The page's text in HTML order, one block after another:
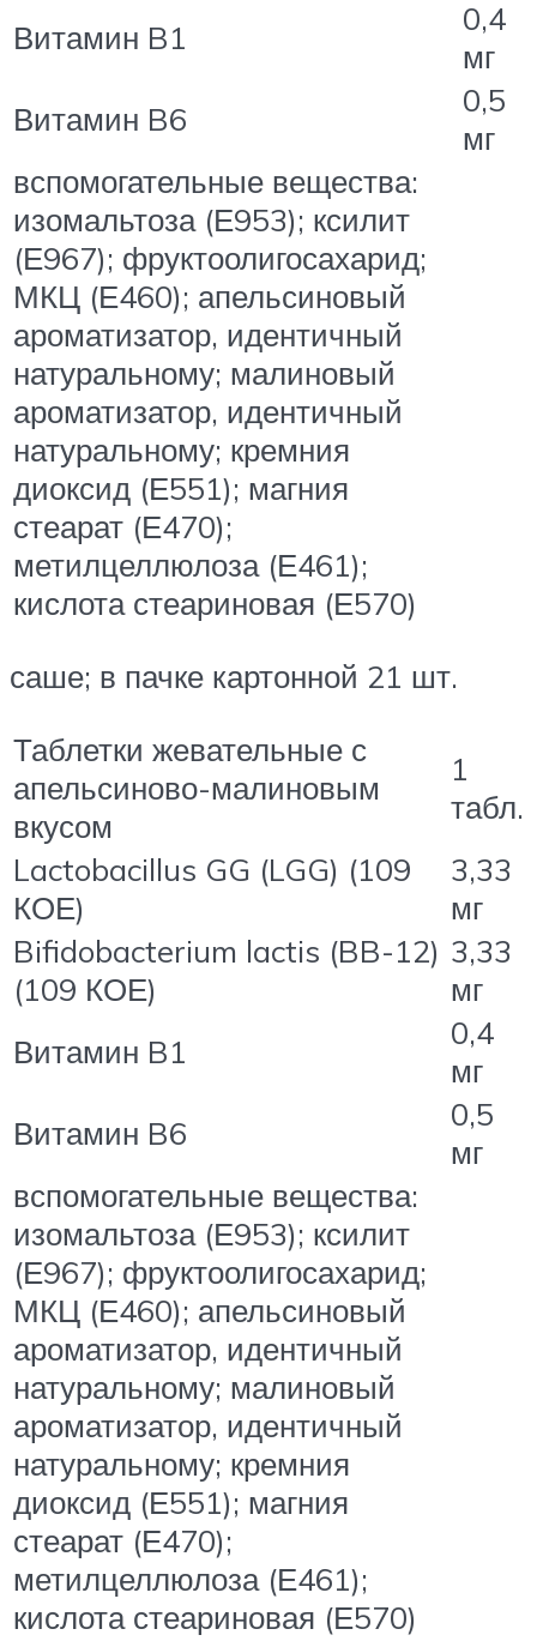
Витамин B1
0,4
мг
Витамин B6
0,5
мг
вспомогательные вещества:
изомальтоза (Е953); ксилит
(Е967); фруктоолигосахарид;
МКЦ (Е460); апельсиновый
ароматизатор, идентичный
натуральному; малиновый
ароматизатор, идентичный
натуральному; кремния
диоксид (Е551); магния
стеарат (Е470);
метилцеллюлоза (Е461);
кислота стеариновая (Е570)
саше; в пачке картонной 21 шт.
Таблетки жевательные с
апельсиново-малиновым
вкусом
1
табл.
Lactobacillus GG (LGG) (109
КОЕ)
3,33
мг
Bifidobacterium lactis (BB-12)
(109 КОЕ)
3,33
мг
Витамин B1
0,4
мг
Витамин B6
0,5
мг
вспомогательные вещества:
изомальтоза (Е953); ксилит
(Е967); фруктоолигосахарид;
МКЦ (Е460); апельсиновый
ароматизатор, идентичный
натуральному; малиновый
ароматизатор, идентичный
натуральному; кремния
диоксид (Е551); магния
стеарат (Е470);
метилцеллюлоза (Е461);
кислота стеариновая (Е570)